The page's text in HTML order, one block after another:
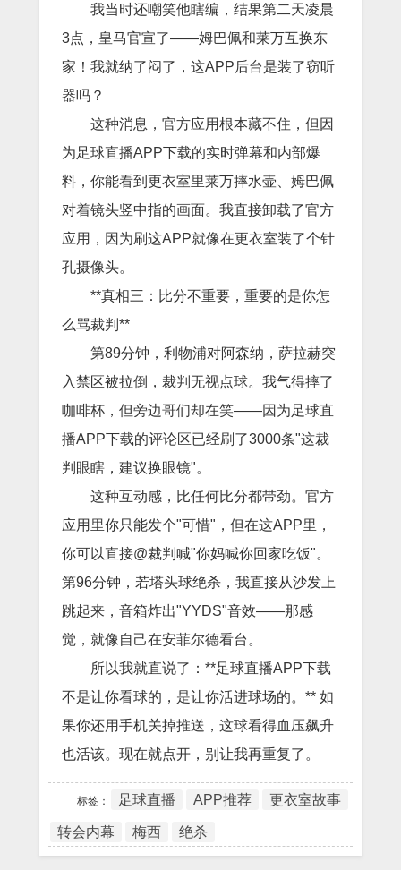
我当时还嘲笑他瞎编，结果第二天凌晨
3点，皇马官宣了——姆巴佩和莱万互换东
家！我就纳了闷了，这APP后台是装了窃听
器吗？
这种消息，官方应用根本藏不住，但因
为足球直播APP下载的实时弹幕和内部爆
料，你能看到更衣室里莱万摔水壶、姆巴佩
对着镜头竖中指的画面。我直接卸载了官方
应用，因为刷这APP就像在更衣室装了个针
孔摄像头。
**真相三：比分不重要，重要的是你怎
么骂裁判**
第89分钟，利物浦对阿森纳，萨拉赫突
入禁区被拉倒，裁判无视点球。我气得摔了
咖啡杯，但旁边哥们却在笑——因为足球直
播APP下载的评论区已经刷了3000条"这裁
判眼瞎，建议换眼镜"。
这种互动感，比任何比分都带劲。官方
应用里你只能发个"可惜"，但在这APP里，
你可以直接@裁判喊"你妈喊你回家吃饭"。
第96分钟，若塔头球绝杀，我直接从沙发上
跳起来，音箱炸出"YYDS"音效——那感
觉，就像自己在安菲尔德看台。
所以我就直说了：**足球直播APP下载
不是让你看球的，是让你活进球场的。** 如
果你还用手机关掉推送，这球看得血压飙升
也活该。现在就点开，别让我再重复了。
标签： 足球直播 APP推荐 更衣室故事
转会内幕 梅西 绝杀